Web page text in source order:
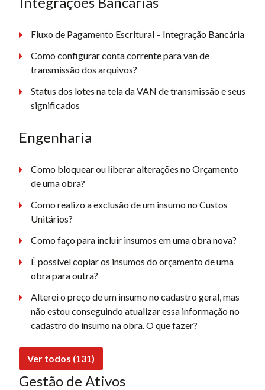
Fluxo de Pagamento Escritural – Integração Bancária
Como configurar conta corrente para van de
transmissão dos arquivos?
Status dos lotes na tela da VAN de transmissão e seus
significados
Engenharia
Como bloquear ou liberar alterações no Orçamento
de uma obra?
Como realizo a exclusão de um insumo no Custos
Unitários?
Como faço para incluir insumos em uma obra nova?
É possível copiar os insumos do orçamento de uma
obra para outra?
Alterei o preço de um insumo no cadastro geral, mas
não estou conseguindo atualizar essa informação no
cadastro do insumo na obra. O que fazer?
Ver todos (131)
Gestão de Ativos